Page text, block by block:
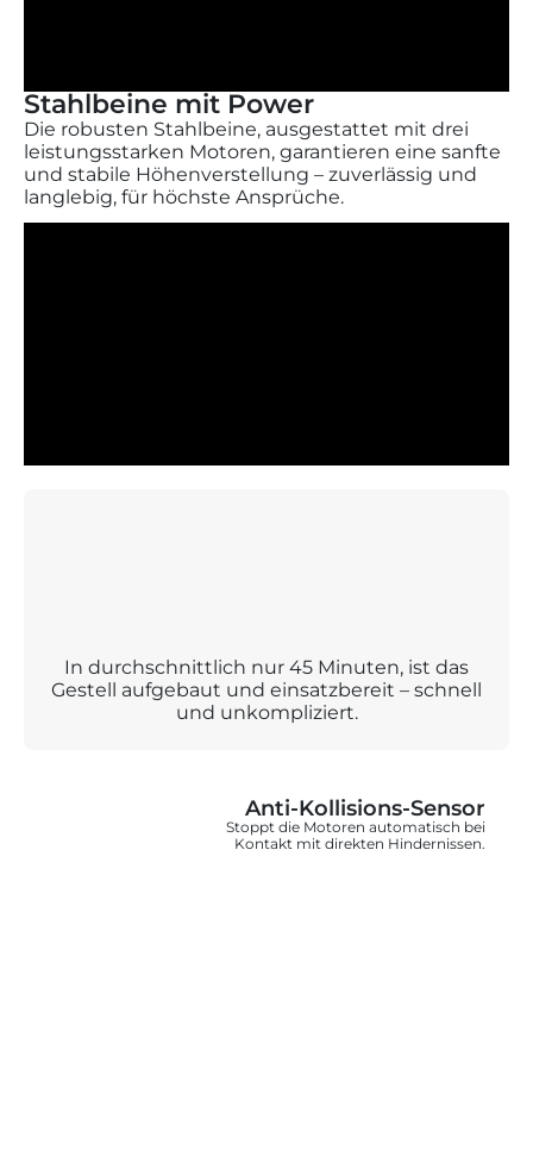
Stahlbeine mit Power
Die robusten Stahlbeine, ausgestattet mit drei
leistungsstarken Motoren, garantieren eine sanfte
und stabile Höhenverstellung – zuverlässig und
langlebig, für höchste Ansprüche.
In durchschnittlich nur 45 Minuten, ist das
Gestell aufgebaut und einsatzbereit – schnell
und unkompliziert.
Anti-Kollisions-Sensor
Stoppt die Motoren automatisch bei
Kontakt mit direkten Hindernissen.